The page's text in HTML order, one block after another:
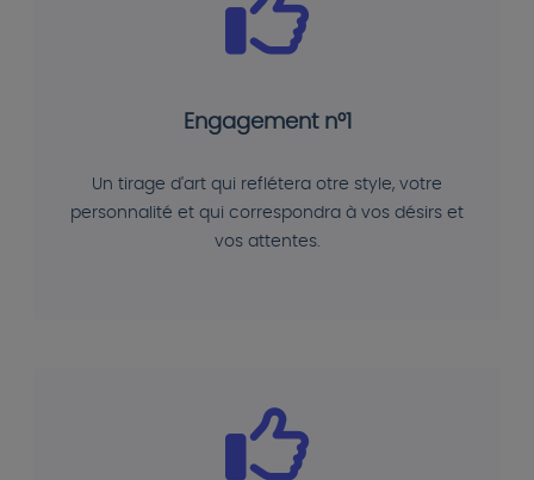
Engagement n°1
Un tirage d'art qui reflétera otre style, votre
personnalité et qui correspondra à vos désirs et
vos attentes.